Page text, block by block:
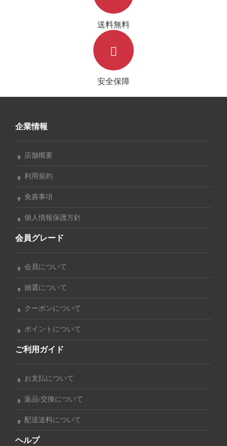
送料無料
安全保障
企業情報
店舗概要
利用規約
免責事項
個人情報保護方針
会員グレード
会員について
抽選について
クーポンについて
ポイントについて
ご利用ガイド
お支払について
返品/交換について
配送送料について
ヘルプ